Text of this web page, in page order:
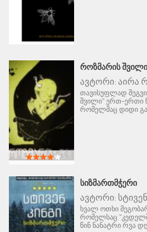
ᲠᲝᲖᲛᲐᲠᲘᲡ ᲨᲕᲘᲚᲘ
ავტორი: აირა
თავისუფლად
შვილი" ერთ-ერთი
რომელმაც დიდი
ᲡᲘᲖᲛᲐᲠᲗᲛᲭᲔᲠᲘ
ავტორი:
ხვალ ოთხი
რომელსაც
წინ ნანატრი რვა